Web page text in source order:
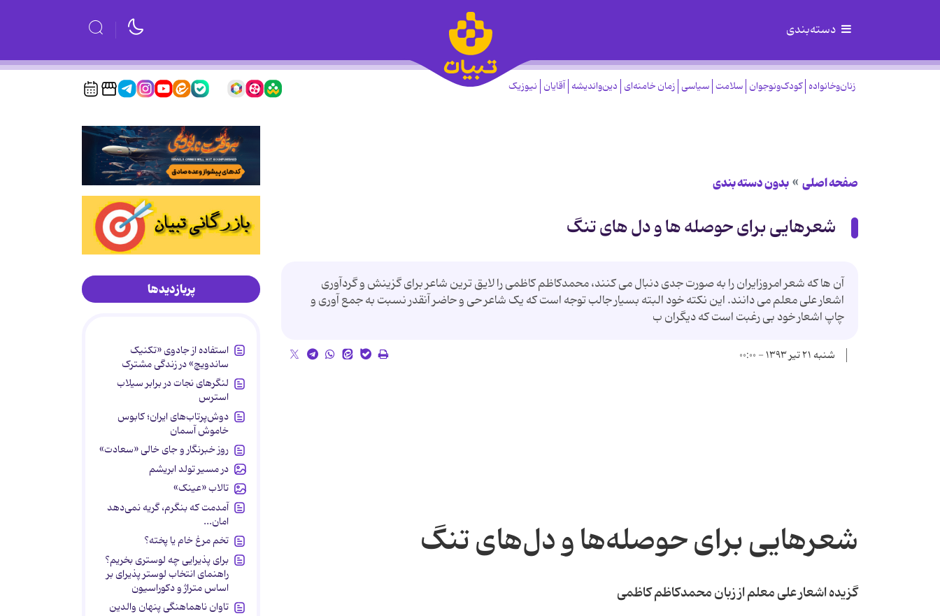
دسته‌بندی
زنان‌وخانواده کودک‌ونوجوان سلامت سیاسی زمان خامنه‌ای دین‌واندیشه آقایان نیوزیک
صفحه اصلی بدون دسته بندی
شعرهایی برای حوصله ها و دل های تنگ
آن ها که شعر امروزایران را به صورت جدی دنبال می کنند، محمدکاظم کاظمی را لایق ترین شاعر برای گزینش و گردآوری
اشعار علی معلم می دانند. این نکته خود البته بسیار جالب توجه است که یک شاعر حی و حاضر آنقدر نسبت به جمع آوری و
چاپ اشعار خود بی رغبت است که دیگران ب
شنبه ۲۱ تیر ۱۳۹۳ - ۰۰:۰۰
شعرهایی برای حوصله‌ها و دل‌های تنگ
گزیده اشعار علی معلم از زبان محمدکاظم کاظمی
پربازدیدها
استفاده از جادوی «تکنیک
ساندویچ» در زندگی مشترک
لنگرهای نجات در برابر سیلاب
استرس
دوش‌پرتاب‌های ایران؛ کابوس
خاموش آسمان
روز خبرنگار و جای خالی «سعادت»
در مسیر تولد ابریشم
تالاب «عینک»
آمدمت که بنگرم، گریه نمی‌دهد
امان...
تخم مرغ خام یا پخته؟
برای پذیرایی چه لوستری بخریم؟
راهنمای انتخاب لوستر پذیرای بر
اساس متراژ و دکوراسیون
تاوان ناهماهنگی پنهان والدین